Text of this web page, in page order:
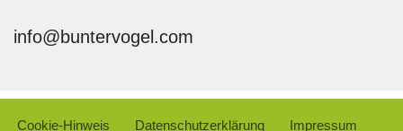
info@buntervogel.com
Cookie-Hinweis Datenschutzerklärung Impressum